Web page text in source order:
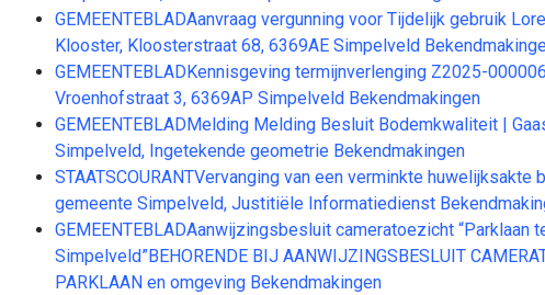
GEMEENTEBLADAanvraag vergunning voor Tijdelijk gebruik
Klooster, Kloosterstraat 68, 6369AE Simpelveld
GEMEENTEBLADKennisgeving termijnverlenging Z2025-
Vroenhofstraat 3, 6369AP Simpelveld Bekendmakingen
GEMEENTEBLADMelding Melding Besluit Bodemkwaliteit |
Simpelveld, Ingetekende geometrie Bekendmakingen
STAATSCOURANTVervanging van een verminkte huwelijksakte
gemeente Simpelveld, Justitiële Informatiedienst
GEMEENTEBLADAanwijzingsbesluit cameratoezicht “Parklaan
Simpelveld”BEHORENDE BIJ AANWIJZINGSBESLUIT
PARKLAAN en omgeving Bekendmakingen